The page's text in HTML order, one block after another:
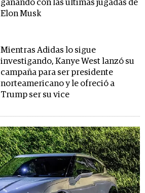
ganando con las últimas jugadas de
Elon Musk
Mientras Adidas lo sigue
investigando, Kanye West lanzó su
campaña para ser presidente
norteamericano y le ofreció a
Trump ser su vice